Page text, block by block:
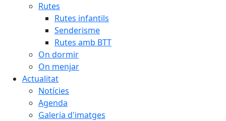
Rutes
Rutes infantils
Senderisme
Rutes amb BTT
On dormir
On menjar
Actualitat
Notícies
Agenda
Galeria d'imatges